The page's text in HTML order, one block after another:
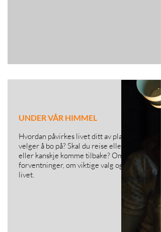
UNDER VÅR HIMMEL
Hvordan påvirkes livet ditt av plassen du
velger å bo på? Skal du reise eller skal du bli,
eller kanskje komme tilbake? Om
forventninger, om viktige valg og om selve
livet.